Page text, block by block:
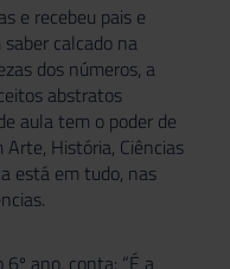
e recebeu pais e
calcado na
dos números, a
abstratos
aula tem o poder de
História, Ciências
está em tudo, nas
ano, conta: “É a